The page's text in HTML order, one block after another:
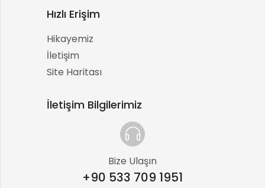
Hızlı Erişim
Hikayemiz
İletişim
Site Haritası
İletişim Bilgilerimiz
Bize Ulaşın
+90 533 709 1951